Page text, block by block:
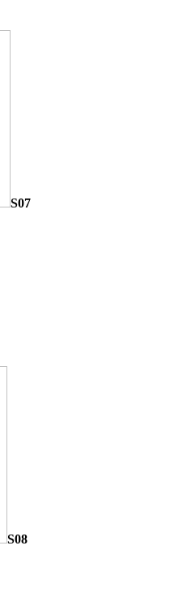
S07
S08